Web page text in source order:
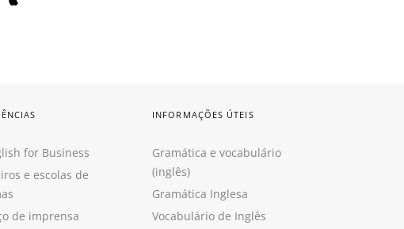
for Business
e escolas de
de imprensa
INFORMAÇÕES ÚTEIS
Gramática e vocabulário
(inglês)
Gramática Inglesa
Vocabulário de Inglês